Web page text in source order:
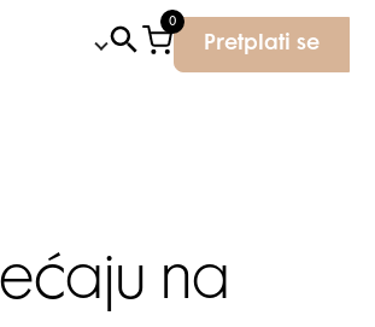
0
Pretplati se
na